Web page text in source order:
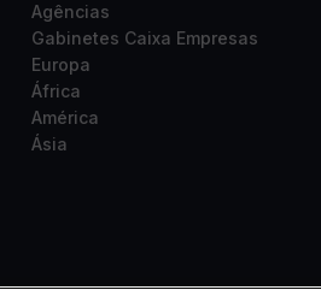
Agências
Gabinetes Caixa Empresas
Europa
África
América
Ásia